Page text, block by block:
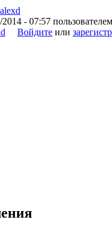
2014 - 07:57 пользователем
Войдите или